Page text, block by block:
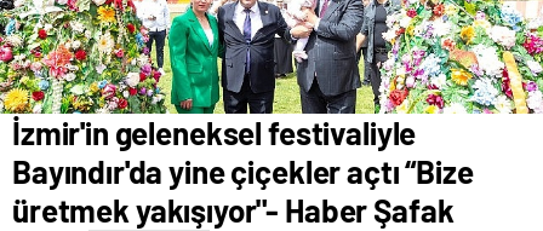
İzmir'in geleneksel festivaliyle
Bayındır'da yine çiçekler açtı “Bize
üretmek yakışıyor"- Haber Şafak